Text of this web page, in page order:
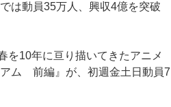
は動員35万人、興収4億を突破
10年に亘り描いてきたアニメ
ム 前編』が、初週金土日動員7